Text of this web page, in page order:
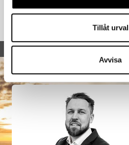
Tillåt urval
Avvisa
Fire Putty
Welcome to contact us